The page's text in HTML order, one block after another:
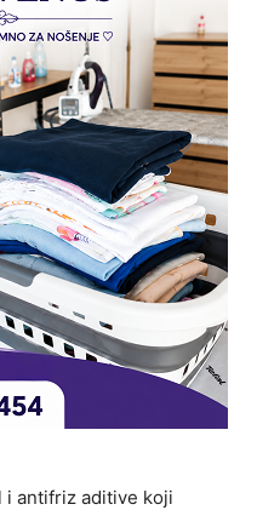
i antifriz aditive koji